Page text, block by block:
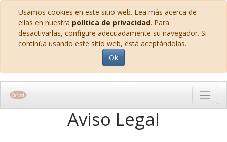
Usamos cookies en este sitio web. Lea más acerca de
ellas en nuestra política de privacidad. Para
desactivarlas, configure adecuadamente su navegador. Si
continúa usando este sitio web, está aceptándolas.
Ok
Aviso Legal